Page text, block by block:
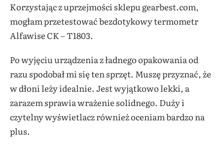
Korzystając z uprzejmości sklepu gearbest.com,
mogłam przetestować bezdotykowy termometr
Alfawise CK – T1803.
Po wyjęciu urządzenia z ładnego opakowania od
razu spodobał mi się ten sprzęt. Muszę przyznać, że
w dłoni leży idealnie. Jest wyjątkowo lekki, a
zarazem sprawia wrażenie solidnego. Duży i
czytelny wyświetlacz również oceniam bardzo na
plus.